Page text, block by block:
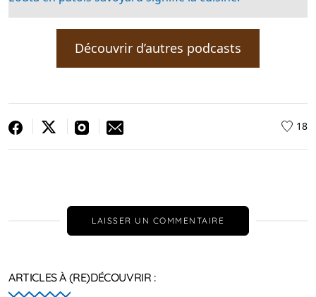
Découvrir d’autres podcasts
18
LAISSER UN COMMENTAIRE
ARTICLES À (RE)DÉCOUVRIR :